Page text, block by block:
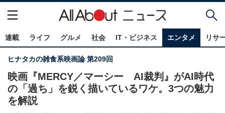
連載 ライフ グルメ 社会 IT・ビジネス エンタメ リサ
ヒナタカの雑食系映画論 第209回
映画『MERCY／マーシー AI裁判』がAI時代
の「過ち」を鋭く描いているワケ。3つの魅力
を解説